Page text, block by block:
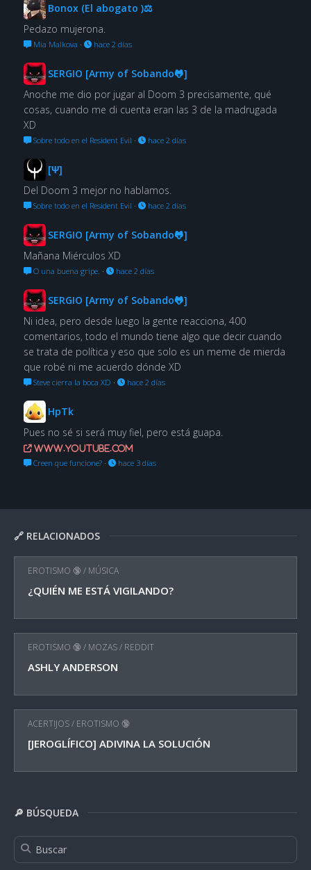
🔗 RELACIONADOS
EROTISMO 🔞/ MÚSICA
¿QUIÉN ME ESTÁ VIGILANDO?
EROTISMO 🔞/ MOZAS/ REDDIT
ASHLY ANDERSON
ACERTIJOS/ EROTISMO 🔞
[JEROGLÍFICO] ADIVINA LA SOLUCIÓN
🔎 BÚSQUEDA
Bonox (El abogato )⚖
Pedazo mujerona.
Mia Malkova · hace 2 días
SERGIO [Army of Sobando🐸]
Anoche me dio por jugar al Doom 3 precisamente, qué
cosas, cuando me di cuenta eran las 3 de la madrugada
XD
Sobre todo en el Resident Evil · hace 2 días
[Ψ]
Del Doom 3 mejor no hablamos.
Sobre todo en el Resident Evil · hace 2 días
SERGIO [Army of Sobando🐸]
Mañana Miérculos XD
O una buena gripe. · hace 2 días
SERGIO [Army of Sobando🐸]
Ni idea, pero desde luego la gente reacciona, 400
comentarios, todo el mundo tiene algo que decir cuando
se trata de política y eso que solo es un meme de mierda
que robé ni me acuerdo dónde XD
Steve cierra la boca XD · hace 2 días
HpTk
Pues no sé si será muy fiel, pero está guapa.
www.youtube.com
Creen que funcione?· hace 3 días